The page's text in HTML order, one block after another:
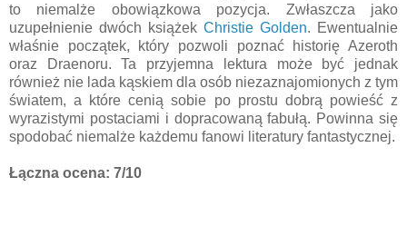
to niemalże obowiązkowa pozycja. Zwłaszcza jako
uzupełnienie dwóch książek Christie Golden. Ewentualnie
właśnie początek, który pozwoli poznać historię Azeroth
oraz Draenoru. Ta przyjemna lektura może być jednak
również nie lada kąskiem dla osób niezaznajomionych z tym
światem, a które cenią sobie po prostu dobrą powieść z
wyrazistymi postaciami i dopracowaną fabułą. Powinna się
spodobać niemalże każdemu fanowi literatury fantastycznej.
Łączna ocena: 7/10